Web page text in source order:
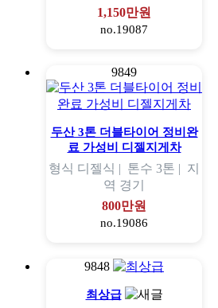
1,150만원
no.19087
9849
두산 3톤 더블타이어 정비완
료 가성비 디젤지게차
형식 디젤식 | 톤수 3톤 | 지
역 경기
800만원
no.19086
9848
최상급